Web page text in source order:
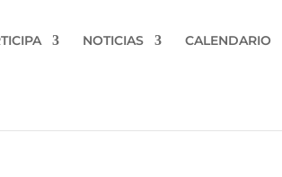
NOTICIAS CALENDARIO